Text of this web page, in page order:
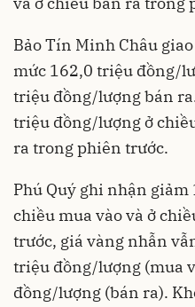
Bảo Tín Minh Châu
mức 162,0 triệu đồng/
triệu đồng/lượng bán
triệu đồng/lượng ở
ra trong phiên trước.
Phú Quý ghi nhận
chiều mua vào và ở
trước, giá vàng nhẫn
triệu đồng/lượng (mua
đồng/lượng (bán ra).